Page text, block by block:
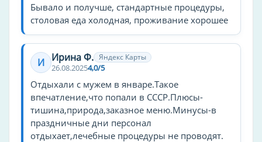
Ингаляции
Климатотерапия
Зоны общественного пользования
Игровая комната
Парк
Библиотека
Церковь
Бывало и получше, стандартные процедуры,
столовая еда холодная, проживание хорошее
И Ирина Ф. Яндекс Карты
26.08.20254,0/5
Отдыхали с мужем в январе.Такое
впечатление,что попали в СССР.Плюсы-
тишина,природа,заказное меню.Минусы-в
праздничные дни персонал
отдыхает,лечебные процедуры не проводят.